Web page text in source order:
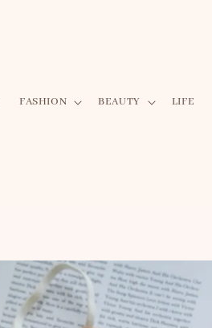
FASHION BEAUTY LIFE